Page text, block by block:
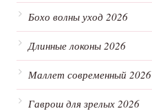
Бохо волны уход 2026
Длинные локоны 2026
Маллет современный 2026
Гаврош для зрелых 2026